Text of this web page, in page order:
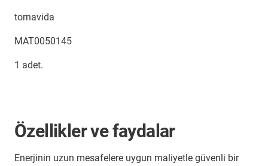
tornavida
MAT0050145
1 adet.
Özellikler ve faydalar
Enerjinin uzun mesafelere uygun maliyetle güvenli bir